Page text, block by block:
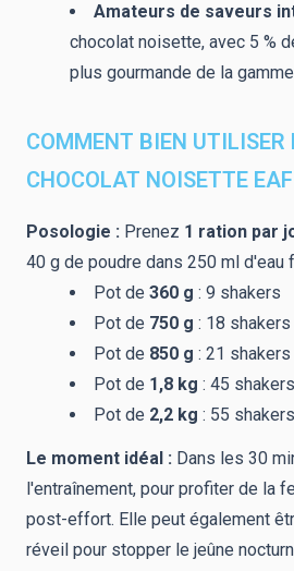
Amateurs de saveurs
chocolat noisette, avec 5 %
plus gourmande de la
COMMENT BIEN UTILISER
CHOCOLAT NOISETTE
Posologie : Prenez 1 ration par
40 g de poudre dans 250 ml d'eau
Pot de 360 g : 9 shakers
Pot de 750 g : 18 shakers
Pot de 850 g : 21 shakers
Pot de 1,8 kg : 45 shakers
Pot de 2,2 kg : 55 shakers
Le moment idéal : Dans les 30
l'entraînement, pour profiter de la
post-effort. Elle peut également
réveil pour stopper le jeûne